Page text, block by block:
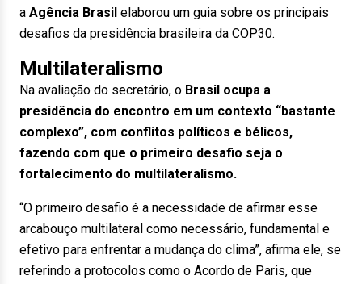
a Agência Brasil elaborou um guia sobre os principais
desafios da presidência brasileira da COP30.
Multilateralismo
Na avaliação do secretário, o Brasil ocupa a
presidência do encontro em um contexto “bastante
complexo”, com conflitos políticos e bélicos,
fazendo com que o primeiro desafio seja o
fortalecimento do multilateralismo.
“O primeiro desafio é a necessidade de afirmar esse
arcabouço multilateral como necessário, fundamental e
efetivo para enfrentar a mudança do clima”, afirma ele, se
referindo a protocolos como o Acordo de Paris, que